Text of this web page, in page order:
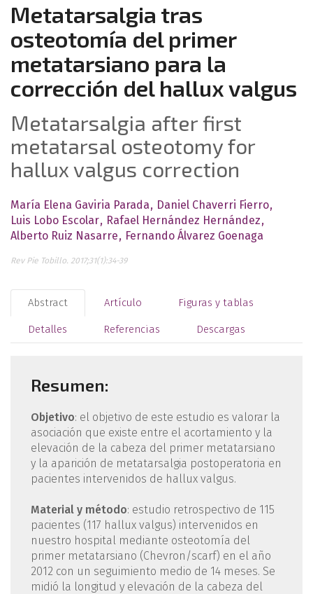
Metatarsalgia tras
osteotomía del primer
metatarsiano para la
corrección del hallux valgus
Metatarsalgia after first
metatarsal osteotomy for
hallux valgus correction
María Elena Gaviria Parada
Daniel Chaverri Fierro
Luis Lobo Escolar
Rafael Hernández Hernández
Alberto Ruiz Nasarre
Fernando Álvarez Goenaga
Rev Pie Tobillo. 2017;31(1):34-39
Abstract Artículo Figuras y tablas
Detalles Referencias Descargas
Resumen:
Objetivo: el objetivo de este estudio es valorar la
asociación que existe entre el acortamiento y la
elevación de la cabeza del primer metatarsiano
y la aparición de metatarsalgia postoperatoria en
pacientes intervenidos de hallux valgus.
Material y método: estudio retrospectivo de 115
pacientes (117 hallux valgus) intervenidos en
nuestro hospital mediante osteotomía del
primer metatarsiano (Chevron/scarf) en el año
2012 con un seguimiento medio de 14 meses. Se
midió la longitud y elevación de la cabeza del